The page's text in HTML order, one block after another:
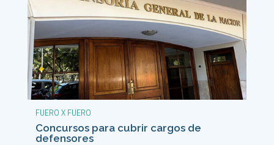
FUERO X FUERO
Concursos para cubrir cargos de
defensores